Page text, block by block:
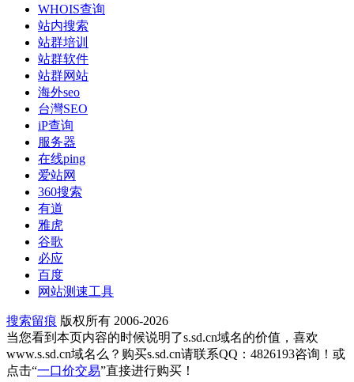
WHOIS查询
站内搜索
站群培训
站群软件
站群网站
海外seo
台灣SEO
iP查询
服务器
在线ping
爱站网
360搜索
有道
雅虎
谷歌
必应
百度
网站测速工具
搜索留痕 版权所有 2006-2026
当您看到本页内容的时候说明了s.sd.cn域名的价值，喜欢
www.s.sd.cn域名么？购买s.sd.cn请联系QQ：4826193咨询！或
点击“一口价交易”直接进行购买！